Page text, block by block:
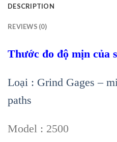
DESCRIPTION
REVIEWS (0)
Thước đo độ mịn của
Loại : Grind Gages –
paths
Model : 2500